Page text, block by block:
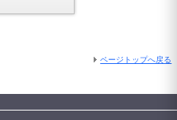
ページトップへ戻る